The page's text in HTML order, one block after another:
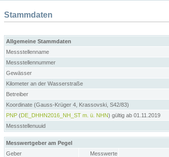
Stammdaten
Allgemeine Stammdaten
Messstellenname
Messstellennummer
Gewässer
Kilometer an der Wasserstraße
Betreiber
Koordinate (Gauss-Krüger 4, Krassovski, S42/83)
PNP (DE_DHHN2016_NH_ST m. ü. NHN) gültig ab 01.11.2019
Messstellenuuid
Messwertgeber am Pegel
Geber
Messwerte